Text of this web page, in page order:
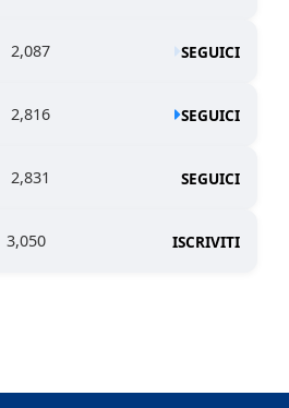
2,087 SEGUICI
2,816 SEGUICI
2,831 SEGUICI
3,050 ISCRIVITI